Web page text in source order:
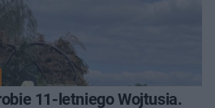
11-letniego Wojtusia.